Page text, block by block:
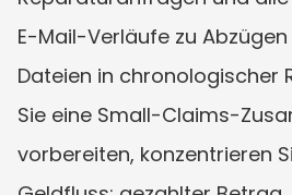
E-Mail-Verläufe zu
Dateien in chronologischer
Sie eine Small-Claims-
vorbereiten, konzentrieren